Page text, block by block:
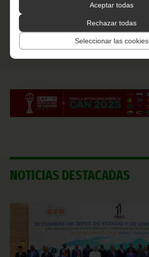
Aceptar todas
Rechazar todas
Seleccionar las cookies
NOTICIAS DESTACADAS